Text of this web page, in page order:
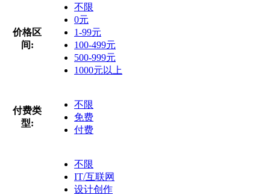
价格区
间:
不限
0元
1-99元
100-499元
500-999元
1000元以上
付费类
型:
不限
免费
付费
不限
IT/互联网
设计创作